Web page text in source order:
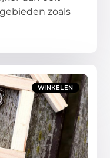
zoals
WINKELEN